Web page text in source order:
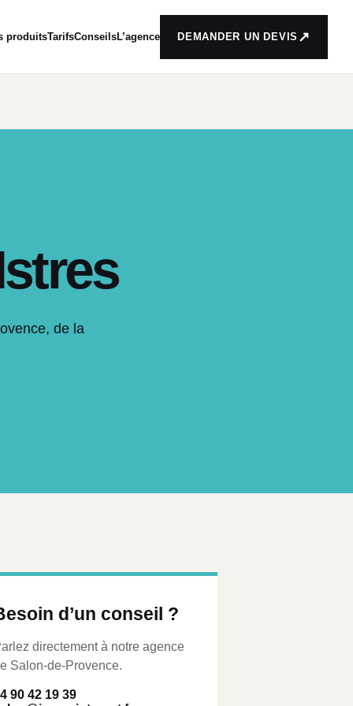
produitsTarifsConseilsL’agence DEMANDER UN DEVIS ↗
de la
d’un conseil ?
directement à notre agence
Salon-de-Provence.
90 42 19 39